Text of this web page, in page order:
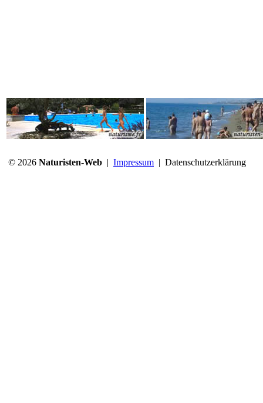
© 2026 Naturisten-Web | Impressum | Datenschutzerklärung